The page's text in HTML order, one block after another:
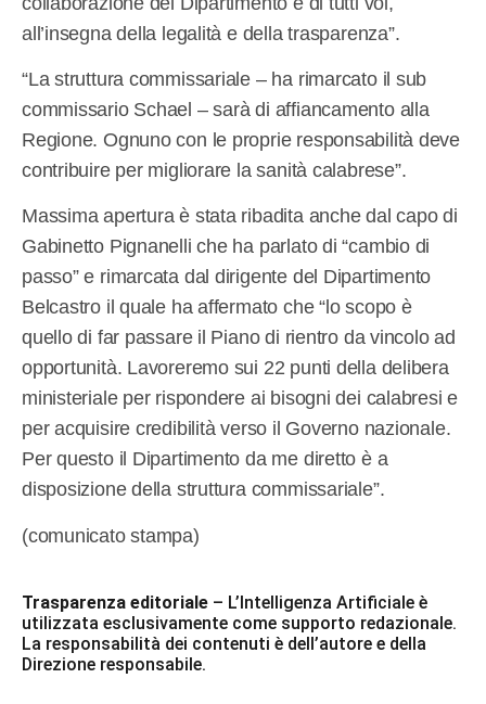
all’insegna della legalità e della trasparenza”.
“La struttura commissariale – ha rimarcato il sub
commissario Schael – sarà di affiancamento alla
Regione. Ognuno con le proprie responsabilità deve
contribuire per migliorare la sanità calabrese”.
Massima apertura è stata ribadita anche dal capo di
Gabinetto Pignanelli che ha parlato di “cambio di
passo” e rimarcata dal dirigente del Dipartimento
Belcastro il quale ha affermato che “lo scopo è
quello di far passare il Piano di rientro da vincolo ad
opportunità. Lavoreremo sui 22 punti della delibera
ministeriale per rispondere ai bisogni dei calabresi e
per acquisire credibilità verso il Governo nazionale.
Per questo il Dipartimento da me diretto è a
disposizione della struttura commissariale”.
(comunicato stampa)
Trasparenza editoriale – L’Intelligenza Artificiale è
utilizzata esclusivamente come supporto redazionale.
La responsabilità dei contenuti è dell’autore e della
Direzione responsabile.